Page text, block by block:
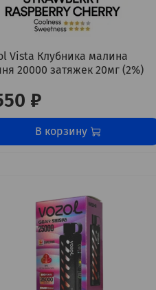
Vista Клубника малина
20000 затяжек 20мг (2%)
₽
В корзину